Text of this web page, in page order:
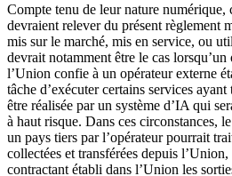
Compte tenu de leur nature numérique,
devraient relever du présent règlement
mis sur le marché, mis en service, ou
devrait notamment être le cas lorsqu’un
l’Union confie à un opérateur externe
tâche d’exécuter certains services
être réalisée par un système d’IA qui
à haut risque. Dans ces circonstances,
un pays tiers par l’opérateur pourrait
collectées et transférées depuis
contractant établi dans l’Union les